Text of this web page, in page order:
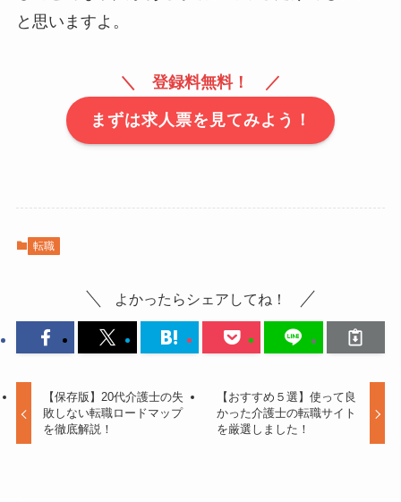
と思いますよ。
＼ 登録料無料！ ／
まずは求人票を見てみよう！
転職
よかったらシェアしてね！
【保存版】20代介護士の失
敗しない転職ロードマップ
を徹底解説！
【おすすめ５選】使って良
かった介護士の転職サイト
を厳選しました！